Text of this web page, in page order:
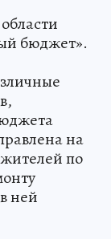
бюджет».
на
по
ней